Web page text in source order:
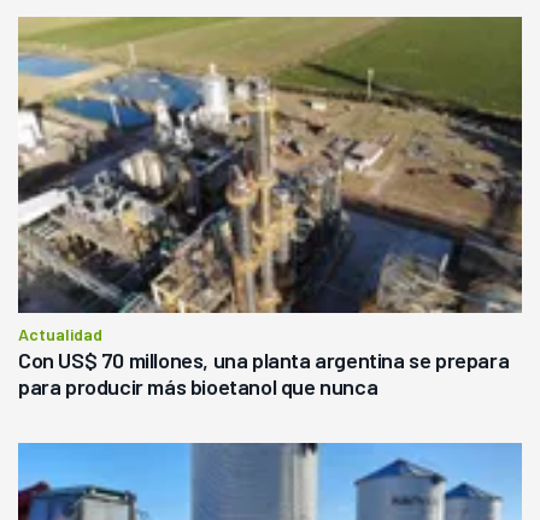
Actualidad
Con US$ 70 millones, una planta argentina se prepara
para producir más bioetanol que nunca